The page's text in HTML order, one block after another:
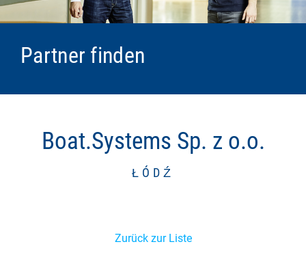
Partner finden
Boat.Systems Sp. z o.o.
ŁÓDŹ
Zurück zur Liste